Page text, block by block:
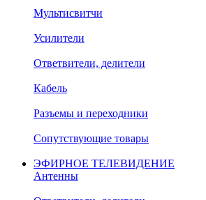
Мультисвитчи
Усилители
Ответвители, делители
Кабель
Разъемы и переходники
Сопутствующие товары
ЭФИРНОЕ ТЕЛЕВИДЕНИЕ
Антенны